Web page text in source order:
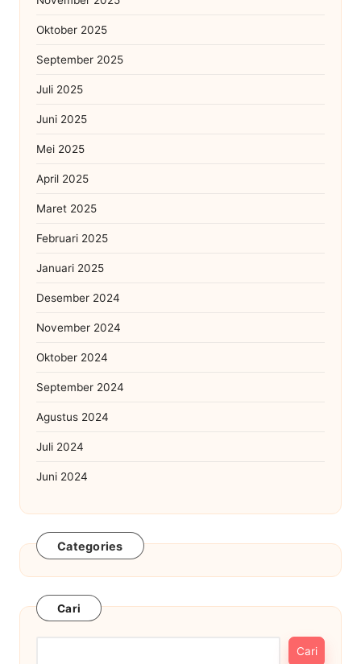
Oktober 2025
September 2025
Juli 2025
Juni 2025
Mei 2025
April 2025
Maret 2025
Februari 2025
Januari 2025
Desember 2024
November 2024
Oktober 2024
September 2024
Agustus 2024
Juli 2024
Juni 2024
Categories
Cari
Cari